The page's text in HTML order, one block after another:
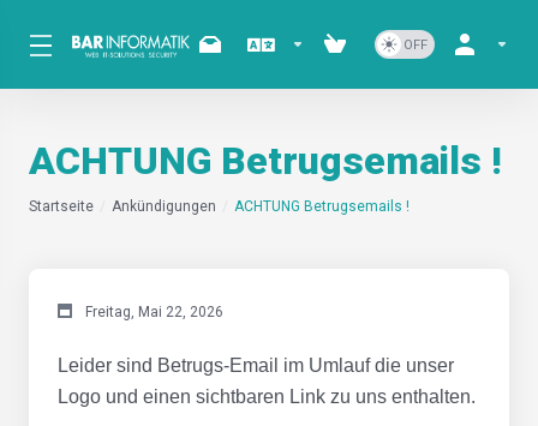
ACHTUNG Betrugsemails !
Startseite Ankündigungen ACHTUNG Betrugsemails !
Freitag, Mai 22, 2026
Leider sind Betrugs-Email im Umlauf die unser
Logo und einen sichtbaren Link zu uns enthalten.